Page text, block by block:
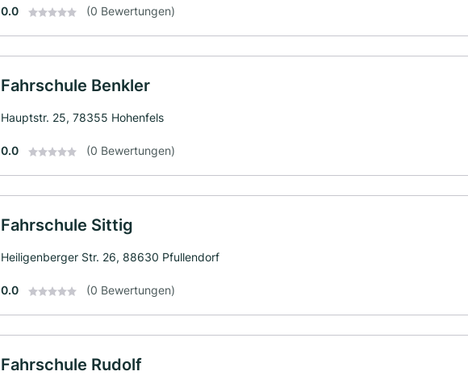
0.0 (0 Bewertungen)
Fahrschule Benkler
Hauptstr. 25, 78355 Hohenfels
0.0 (0 Bewertungen)
Fahrschule Sittig
Heiligenberger Str. 26, 88630 Pfullendorf
0.0 (0 Bewertungen)
Fahrschule Rudolf